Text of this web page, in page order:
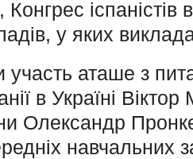
Конгрес
у яких
участь аташе з
в Україні
Олександр
навчальних